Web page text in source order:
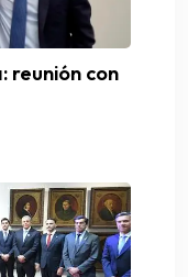
reunión con